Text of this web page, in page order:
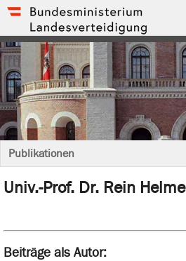
Publikationen
Univ.-Prof. Dr. Rein Helme
Beiträge als Autor: